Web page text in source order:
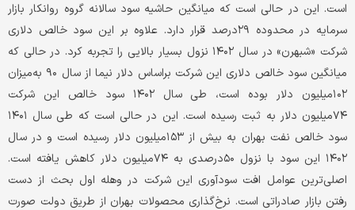
است. این در حالی است که میانگین حاشیه سود سالانه گروه روانکار بازار
سرمایه در محدوده ۲۹درصد قرار دارد. علاوه بر این سود خالص دلاری
شرکت «شبهرن» در سال ۱۴۰۲ نزول بسیار بالایی را تجربه کرد. در حالی که
میانگین سود خالص دلاری این شرکت براساس دلار نیما از سال ۹۰ به‌میزان
۱۰۲میلیون دلار بوده است، طی سال ۱۴۰۲ سود خالص این شرکت
۷۴میلیون دلار به ثبت رسیده است. این در حالی است که طی سال ۱۴۰۱
سود خالص نفت بهران به بیش از ۱۵۳میلیون دلار رسیده است و در سال
۱۴۰۲ این سود با نزول ۵۰درصدی به ۷۴میلیون دلار کاهش یافته است.
اصلی‏‏‌ترین عوامل افت سودآوری این شرکت در وهله اول بحث از دست
رفتن بازار صادراتی است. نرخ‏‏‌گذاری محصولات بهران از طریق دولت صورت